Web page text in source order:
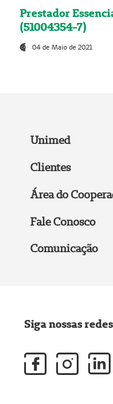
Prestador
(51004354-7)
04 de Maio de 2021
Unimed
Clientes
Área do
Fale Conosco
Comunicação
Siga nossas